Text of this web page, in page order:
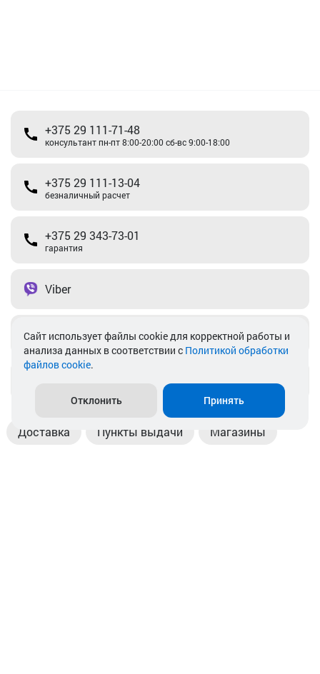
+375 29 111-71-48
консультант пн-пт 8:00-20:00 сб-вс 9:00-18:00
+375 29 111-13-04
безналичный расчет
+375 29 343-73-01
гарантия
Viber
Telegram
Доставка Пункты выдачи Магазины
Cайт использует файлы cookie для корректной работы и
анализа данных в соответствии с Политикой обработки
файлов cookie.
Отклонить Принять